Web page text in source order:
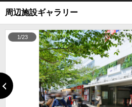
周辺施設ギャラリー
1/23